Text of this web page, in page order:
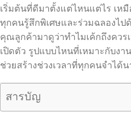
เริ่มต้นที่ดีมาตั้งแต่ไหนแต่ไร เห
ทุกคนรู้สึกพิเศษและร่วมฉลองไ
คุณลูกค้ามาดูว่าทำไมเค้กถึงควร
เปิดตัว รูปแบบไหนที่เหมาะกับงา
ช่วยสร้างช่วงเวลาที่ทุกคนจำได้
สารบัญ